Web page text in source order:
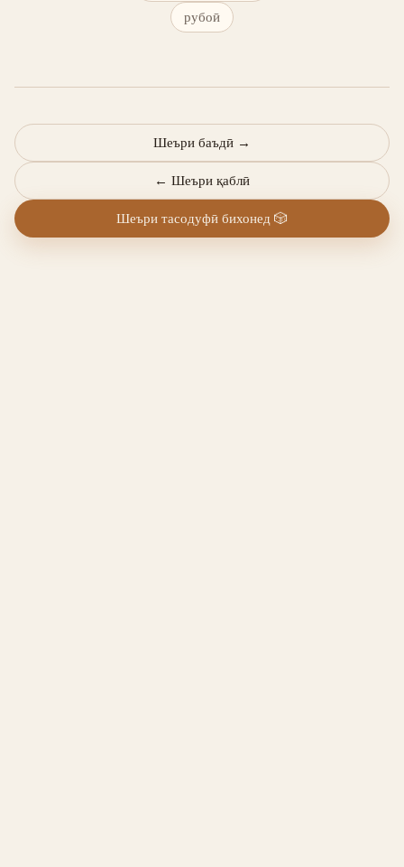
рубоӣ
← Шеъри қаблӣ
Шеъри баъдӣ →
Шеъри тасодуфӣ бихонед 🎲